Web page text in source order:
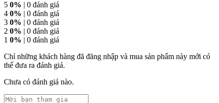
5 0% | 0 đánh giá
4 0% | 0 đánh giá
3 0% | 0 đánh giá
2 0% | 0 đánh giá
1 0% | 0 đánh giá
Chỉ những khách hàng đã đăng nhập và mua sản phẩm này mới có
thể đưa ra đánh giá.
Chưa có đánh giá nào.